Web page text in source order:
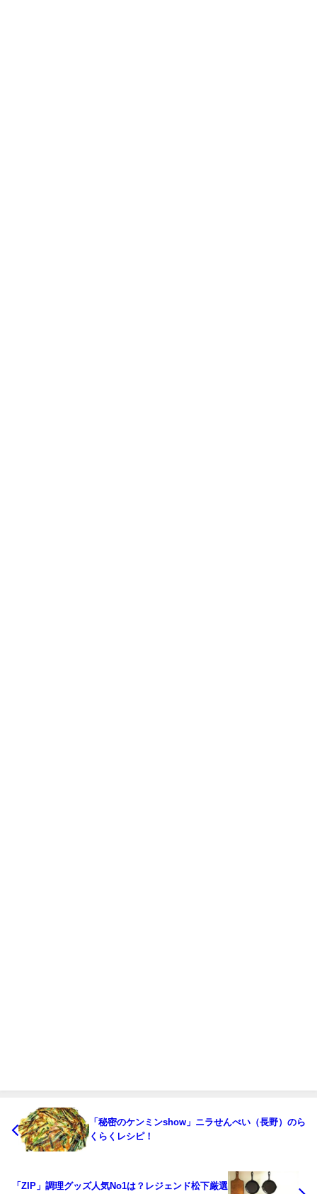
「秘密のケンミンshow」ニラせんべい（長野）のら
くらくレシピ！
「ZIP」調理グッズ人気No1は？レジェンド松下厳選